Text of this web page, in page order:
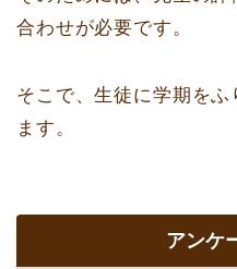
合わせが必要です。
そこで、生徒に学期をふ
ます。
アンケ